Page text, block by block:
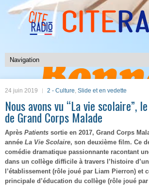
24 juin 2019 2 - Culture, Slide et en vedette
Nous avons vu “La vie scolaire”,
de Grand Corps Malade
Après Patients sortie en 2017, Grand Corps
année La Vie Scolaire, son deuxième film. Ce
comédie dramatique passionnante racontant
dans un collège difficile à travers l’histoire
l’établissement (rôle joué par Liam Pierron) et
principale d’éducation du collège (rôle joué